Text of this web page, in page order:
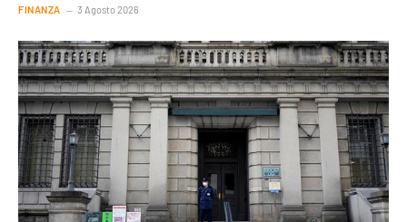
FINANZA 3 Agosto 2026